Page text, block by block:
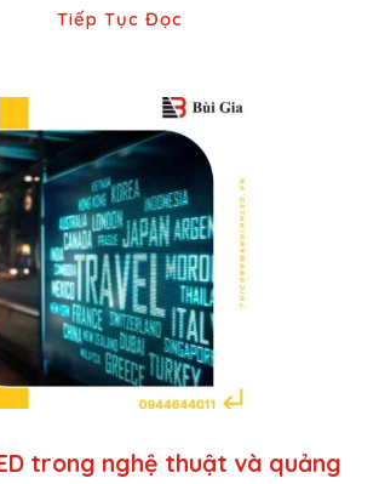
Tiếp Tục Đọc
trong nghệ thuật và quảng